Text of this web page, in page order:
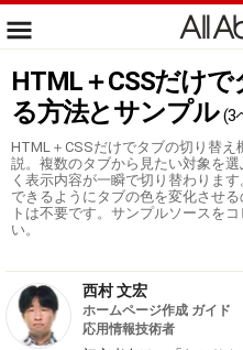
HTML＋CSSだけ
る方法とサンプル (3
HTML＋CSSだけでタブの切り替
説。複数のタブから見たい対象を
く表示内容が一瞬で切り替わりま
できるようにタブの色を変化させ
トは不要です。サンプルソースを
い。
西村 文宏
ホームページ作成 ガイド
応用情報技術者